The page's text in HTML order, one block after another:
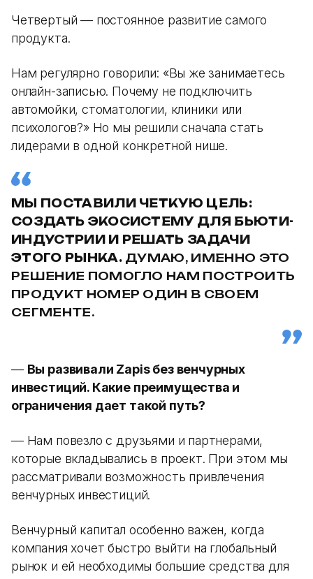
Четвертый — постоянное развитие самого
продукта.
Нам регулярно говорили: «Вы же занимаетесь
онлайн-записью. Почему не подключить
автомойки, стоматологии, клиники или
психологов?» Но мы решили сначала стать
лидерами в одной конкретной нише.
МЫ ПОСТАВИЛИ ЧЕТКУЮ ЦЕЛЬ:
СОЗДАТЬ ЭКОСИСТЕМУ ДЛЯ БЬЮТИ-
ИНДУСТРИИ И РЕШАТЬ ЗАДАЧИ
ЭТОГО РЫНКА. ДУМАЮ, ИМЕННО ЭТО
РЕШЕНИЕ ПОМОГЛО НАМ ПОСТРОИТЬ
ПРОДУКТ НОМЕР ОДИН В СВОЕМ
СЕГМЕНТЕ.
— Вы развивали Zapis без венчурных
инвестиций. Какие преимущества и
ограничения дает такой путь?
— Нам повезло с друзьями и партнерами,
которые вкладывались в проект. При этом мы
рассматривали возможность привлечения
венчурных инвестиций.
Венчурный капитал особенно важен, когда
компания хочет быстро выйти на глобальный
рынок и ей необходимы большие средства для